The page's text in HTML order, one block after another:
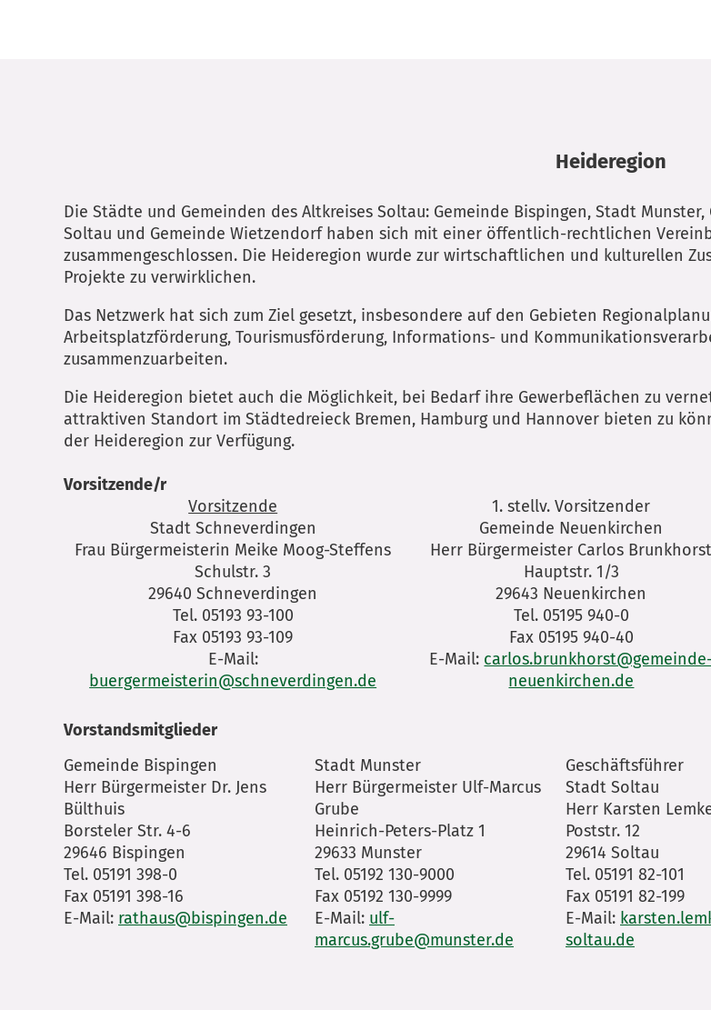
Heideregion
Die Städte und Gemeinden des Altkreises Soltau: Gemeinde Bispingen, Stadt
Soltau und Gemeinde Wietzendorf haben sich mit einer öffentlich-rechtlichen
zusammengeschlossen. Die Heideregion wurde zur wirtschaftlichen und kulturellen
Projekte zu verwirklichen.
Das Netzwerk hat sich zum Ziel gesetzt, insbesondere auf den Gebieten
Arbeitsplatzförderung, Tourismusförderung, Informations- und
zusammenzuarbeiten.
Die Heideregion bietet auch die Möglichkeit, bei Bedarf ihre Gewerbeflächen zu
attraktiven Standort im Städtedreieck Bremen, Hamburg und Hannover bieten zu
der Heideregion zur Verfügung.
Vorsitzende/r
Vorsitzende
Stadt Schneverdingen
Frau Bürgermeisterin Meike Moog-Steffens
Schulstr. 3
29640 Schneverdingen
Tel. 05193 93-100
Fax 05193 93-109
E-Mail:
buergermeisterin@schneverdingen.de
1. stellv. Vorsitzender
Gemeinde Neuenkirchen
Herr Bürgermeister Carlos Brunkhorst
Hauptstr. 1/3
29643 Neuenkirchen
Tel. 05195 940-0
Fax 05195 940-40
E-Mail:
neuenkirchen.de
Vorstandsmitglieder
Gemeinde Bispingen
Herr Bürgermeister Dr. Jens
Bülthuis
Borsteler Str. 4-6
29646 Bispingen
Tel. 05191 398-0
Fax 05191 398-16
E-Mail: rathaus@bispingen.de
Stadt Munster
Herr Bürgermeister Ulf-Marcus
Grube
Heinrich-Peters-Platz 1
29633 Munster
Tel. 05192 130-9000
Fax 05192 130-9999
E-Mail: ulf-
marcus.grube@munster.de
Geschäftsführer
Stadt Soltau
Herr Karsten
Poststr. 12
29614 Soltau
Tel. 05191 82-101
Fax 05191 82-199
E-Mail:
soltau.de